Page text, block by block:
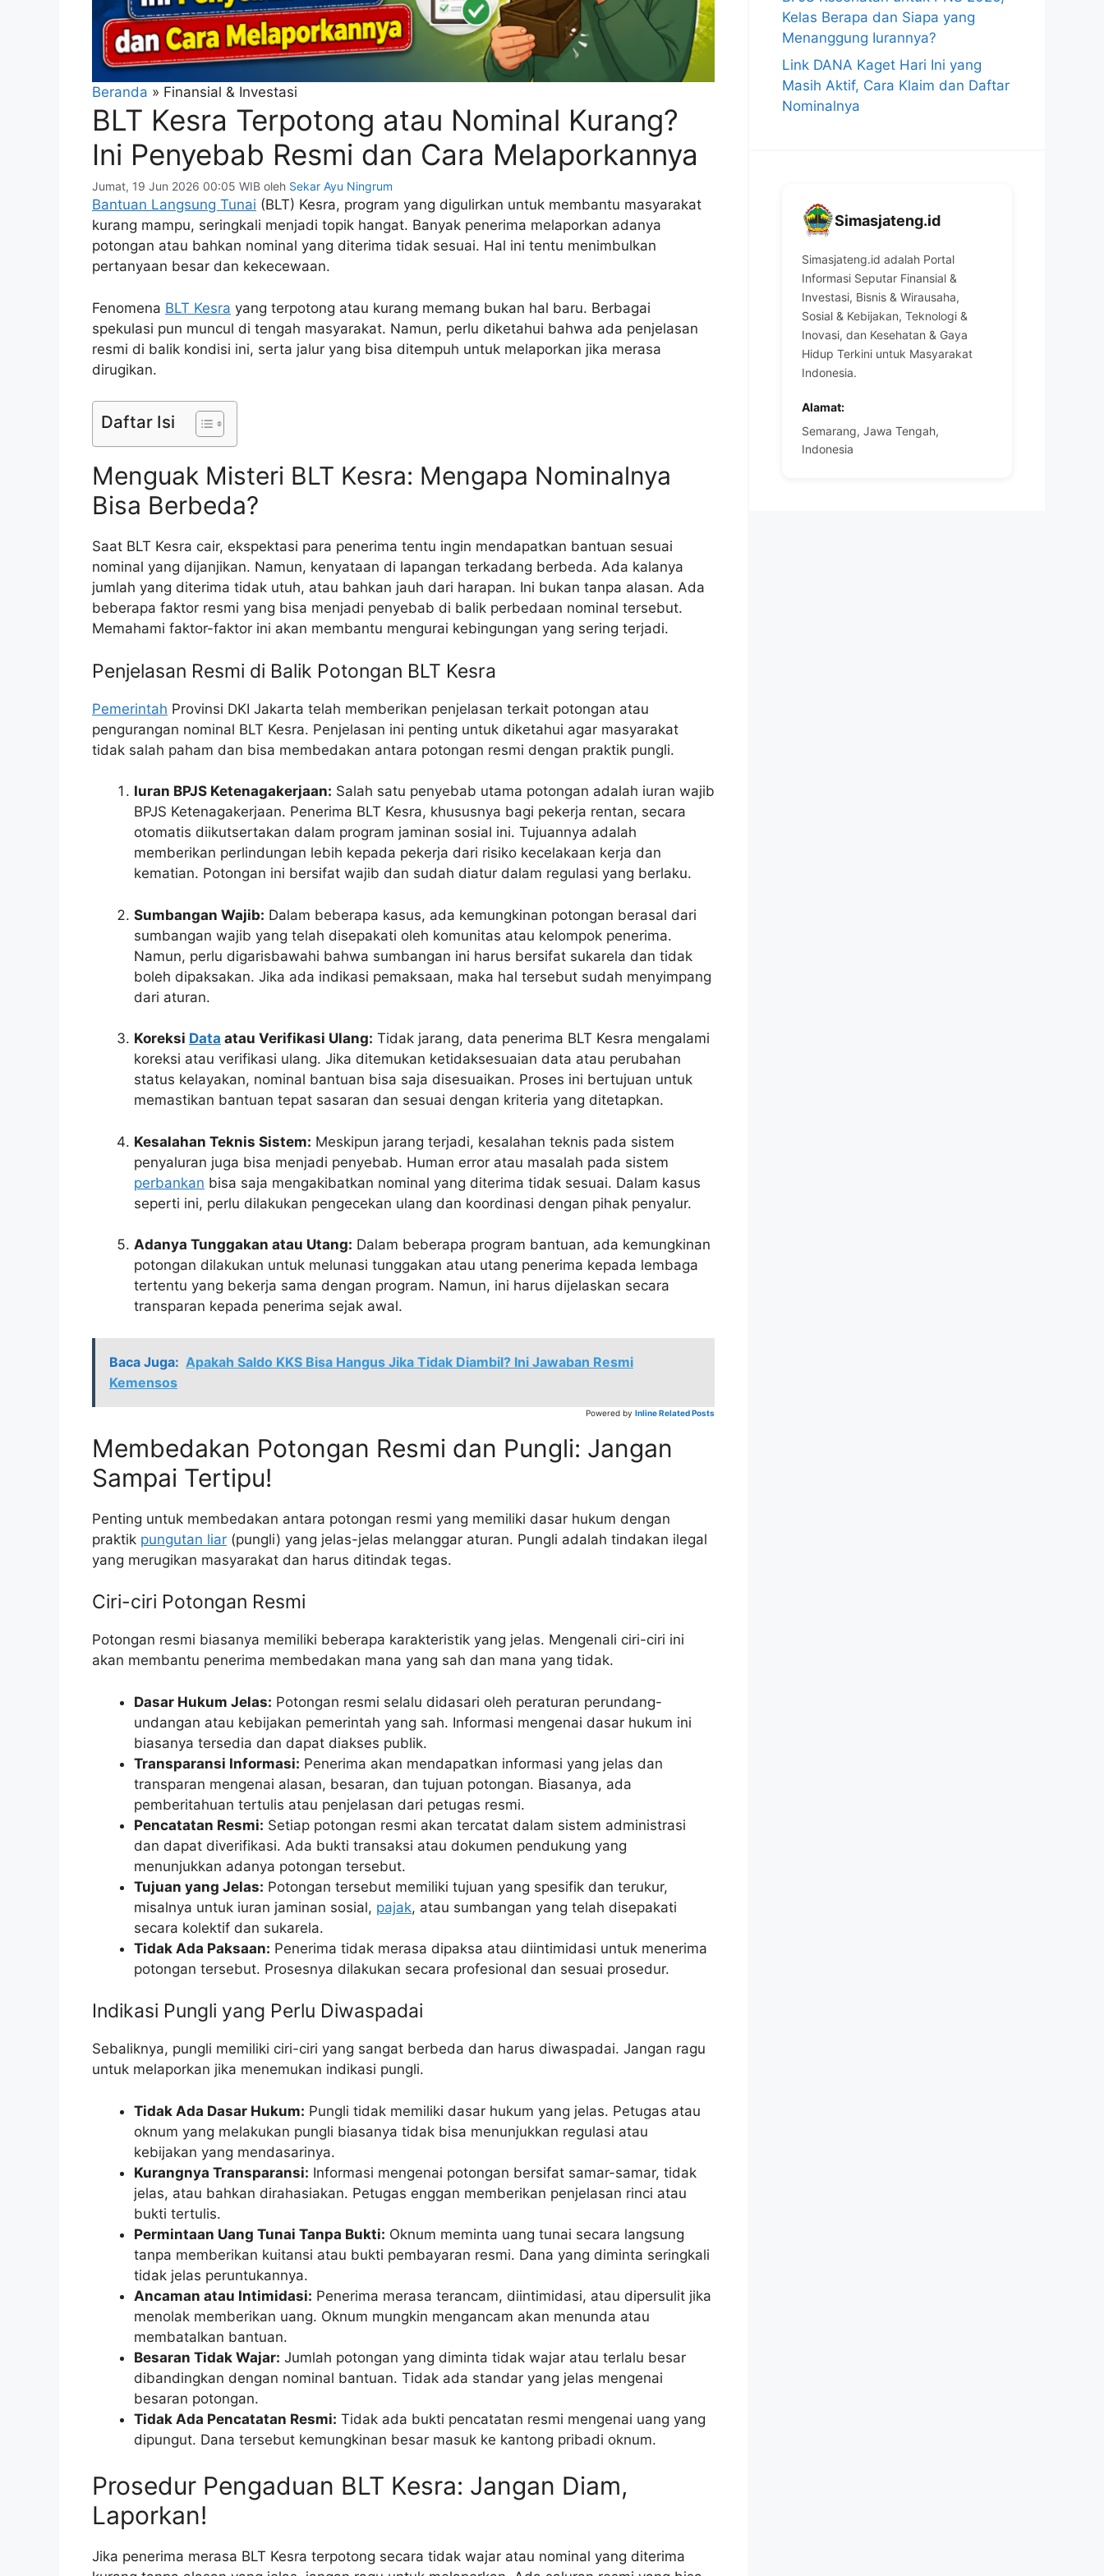
Beranda » Finansial & Investasi
BLT Kesra Terpotong atau Nominal Kurang?
Ini Penyebab Resmi dan Cara Melaporkannya
Jumat, 19 Jun 2026 00:05 WIB oleh Sekar Ayu Ningrum
Bantuan Langsung Tunai (BLT) Kesra, program yang digulirkan untuk membantu masyarakat
kurang mampu, seringkali menjadi topik hangat. Banyak penerima melaporkan adanya
potongan atau bahkan nominal yang diterima tidak sesuai. Hal ini tentu menimbulkan
pertanyaan besar dan kekecewaan.
Fenomena BLT Kesra yang terpotong atau kurang memang bukan hal baru. Berbagai
spekulasi pun muncul di tengah masyarakat. Namun, perlu diketahui bahwa ada penjelasan
resmi di balik kondisi ini, serta jalur yang bisa ditempuh untuk melaporkan jika merasa
dirugikan.
Daftar Isi
Menguak Misteri BLT Kesra: Mengapa Nominalnya
Bisa Berbeda?
Saat BLT Kesra cair, ekspektasi para penerima tentu ingin mendapatkan bantuan sesuai
nominal yang dijanjikan. Namun, kenyataan di lapangan terkadang berbeda. Ada kalanya
jumlah yang diterima tidak utuh, atau bahkan jauh dari harapan. Ini bukan tanpa alasan. Ada
beberapa faktor resmi yang bisa menjadi penyebab di balik perbedaan nominal tersebut.
Memahami faktor-faktor ini akan membantu mengurai kebingungan yang sering terjadi.
Penjelasan Resmi di Balik Potongan BLT Kesra
Pemerintah Provinsi DKI Jakarta telah memberikan penjelasan terkait potongan atau
pengurangan nominal BLT Kesra. Penjelasan ini penting untuk diketahui agar masyarakat
tidak salah paham dan bisa membedakan antara potongan resmi dengan praktik pungli.
Iuran BPJS Ketenagakerjaan: Salah satu penyebab utama potongan adalah iuran wajib
BPJS Ketenagakerjaan. Penerima BLT Kesra, khususnya bagi pekerja rentan, secara
otomatis diikutsertakan dalam program jaminan sosial ini. Tujuannya adalah
memberikan perlindungan lebih kepada pekerja dari risiko kecelakaan kerja dan
kematian. Potongan ini bersifat wajib dan sudah diatur dalam regulasi yang berlaku.
Sumbangan Wajib: Dalam beberapa kasus, ada kemungkinan potongan berasal dari
sumbangan wajib yang telah disepakati oleh komunitas atau kelompok penerima.
Namun, perlu digarisbawahi bahwa sumbangan ini harus bersifat sukarela dan tidak
boleh dipaksakan. Jika ada indikasi pemaksaan, maka hal tersebut sudah menyimpang
dari aturan.
Koreksi Data atau Verifikasi Ulang: Tidak jarang, data penerima BLT Kesra mengalami
koreksi atau verifikasi ulang. Jika ditemukan ketidaksesuaian data atau perubahan
status kelayakan, nominal bantuan bisa saja disesuaikan. Proses ini bertujuan untuk
memastikan bantuan tepat sasaran dan sesuai dengan kriteria yang ditetapkan.
Kesalahan Teknis Sistem: Meskipun jarang terjadi, kesalahan teknis pada sistem
penyaluran juga bisa menjadi penyebab. Human error atau masalah pada sistem
perbankan bisa saja mengakibatkan nominal yang diterima tidak sesuai. Dalam kasus
seperti ini, perlu dilakukan pengecekan ulang dan koordinasi dengan pihak penyalur.
Adanya Tunggakan atau Utang: Dalam beberapa program bantuan, ada kemungkinan
potongan dilakukan untuk melunasi tunggakan atau utang penerima kepada lembaga
tertentu yang bekerja sama dengan program. Namun, ini harus dijelaskan secara
transparan kepada penerima sejak awal.
Baca Juga: Apakah Saldo KKS Bisa Hangus Jika Tidak Diambil? Ini Jawaban Resmi
Kemensos
Powered by Inline Related Posts
Membedakan Potongan Resmi dan Pungli: Jangan
Sampai Tertipu!
Penting untuk membedakan antara potongan resmi yang memiliki dasar hukum dengan
praktik pungutan liar (pungli) yang jelas-jelas melanggar aturan. Pungli adalah tindakan ilegal
yang merugikan masyarakat dan harus ditindak tegas.
Ciri-ciri Potongan Resmi
Potongan resmi biasanya memiliki beberapa karakteristik yang jelas. Mengenali ciri-ciri ini
akan membantu penerima membedakan mana yang sah dan mana yang tidak.
Dasar Hukum Jelas: Potongan resmi selalu didasari oleh peraturan perundang-
undangan atau kebijakan pemerintah yang sah. Informasi mengenai dasar hukum ini
biasanya tersedia dan dapat diakses publik.
Transparansi Informasi: Penerima akan mendapatkan informasi yang jelas dan
transparan mengenai alasan, besaran, dan tujuan potongan. Biasanya, ada
pemberitahuan tertulis atau penjelasan dari petugas resmi.
Pencatatan Resmi: Setiap potongan resmi akan tercatat dalam sistem administrasi
dan dapat diverifikasi. Ada bukti transaksi atau dokumen pendukung yang
menunjukkan adanya potongan tersebut.
Tujuan yang Jelas: Potongan tersebut memiliki tujuan yang spesifik dan terukur,
misalnya untuk iuran jaminan sosial, pajak, atau sumbangan yang telah disepakati
secara kolektif dan sukarela.
Tidak Ada Paksaan: Penerima tidak merasa dipaksa atau diintimidasi untuk menerima
potongan tersebut. Prosesnya dilakukan secara profesional dan sesuai prosedur.
Indikasi Pungli yang Perlu Diwaspadai
Sebaliknya, pungli memiliki ciri-ciri yang sangat berbeda dan harus diwaspadai. Jangan ragu
untuk melaporkan jika menemukan indikasi pungli.
Tidak Ada Dasar Hukum: Pungli tidak memiliki dasar hukum yang jelas. Petugas atau
oknum yang melakukan pungli biasanya tidak bisa menunjukkan regulasi atau
kebijakan yang mendasarinya.
Kurangnya Transparansi: Informasi mengenai potongan bersifat samar-samar, tidak
jelas, atau bahkan dirahasiakan. Petugas enggan memberikan penjelasan rinci atau
bukti tertulis.
Permintaan Uang Tunai Tanpa Bukti: Oknum meminta uang tunai secara langsung
tanpa memberikan kuitansi atau bukti pembayaran resmi. Dana yang diminta seringkali
tidak jelas peruntukannya.
Ancaman atau Intimidasi: Penerima merasa terancam, diintimidasi, atau dipersulit jika
menolak memberikan uang. Oknum mungkin mengancam akan menunda atau
membatalkan bantuan.
Besaran Tidak Wajar: Jumlah potongan yang diminta tidak wajar atau terlalu besar
dibandingkan dengan nominal bantuan. Tidak ada standar yang jelas mengenai
besaran potongan.
Tidak Ada Pencatatan Resmi: Tidak ada bukti pencatatan resmi mengenai uang yang
dipungut. Dana tersebut kemungkinan besar masuk ke kantong pribadi oknum.
Prosedur Pengaduan BLT Kesra: Jangan Diam,
Laporkan!
Jika penerima merasa BLT Kesra terpotong secara tidak wajar atau nominal yang diterima
Kelas Berapa dan Siapa yang
Menanggung Iurannya?
Link DANA Kaget Hari Ini yang
Masih Aktif, Cara Klaim dan Daftar
Nominalnya
Simasjateng.id
Simasjateng.id adalah Portal
Informasi Seputar Finansial &
Investasi, Bisnis & Wirausaha,
Sosial & Kebijakan, Teknologi &
Inovasi, dan Kesehatan & Gaya
Hidup Terkini untuk Masyarakat
Indonesia.
Alamat:
Semarang, Jawa Tengah,
Indonesia